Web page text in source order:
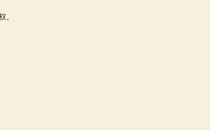
。